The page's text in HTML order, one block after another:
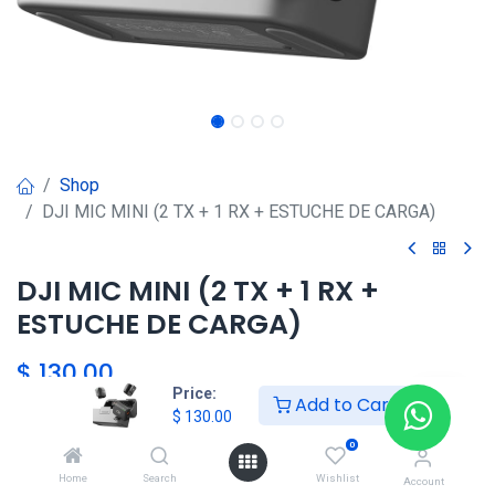
Price:
$ 130.00 Add to Cart
Home Search
0
Wishlist Account
Shop
DJI MIC MINI (2 TX + 1 RX + ESTUCHE DE CARGA)
DJI MIC MINI (2 TX + 1 RX +
ESTUCHE DE CARGA)
$ 130.00
HKSEXPRESS
ALTOS DEL CHASE +507 6389-